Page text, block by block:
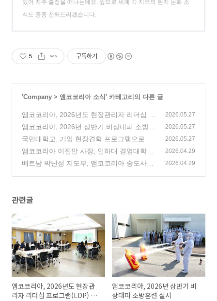
있어 자주 출장을 떠나는데요. 앞으로 세계 각 지역의 현지 문화 소
식도 종종 전해드리겠습니다.
5 구독하기
'Company > 앰코코리아 소식' 카테고리의 다른 글
앰코코리아, 2026년도 현장관리자 리더십 프
로그램(LDP) 실시
(0)
2026.05.27
앰코코리아, 2026년 상반기 비상대피 소방훈
련 실시
(2)
2026.05.27
국민대학교, 기업 현장견학 프로그램으로 앰
코코리아 송도사업장 방문
(1)
2026.05.27
앰코코리아 이진안 사장, 인하대 경영대학원
특강 진행
(0)
2026.04.29
베트남 박닌성 지도부, 앰코코리아 송도사업
2026.04.29
관련글
앰코코리아, 2026년도 현장관
리자 리더십 프로그램(LDP) 실
앰코코리아, 2026년 상반기 비
상대피 소방훈련 실시